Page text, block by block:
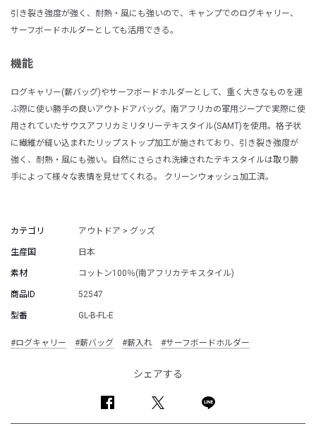
引き裂き強度が強く、耐熱・風にも強いので、キャンプでのログキャリー、
サーフボードホルダーとしても活用できる。
機能
ログキャリー(薪バッグ)やサーフボードホルダーとして、重く大きなものを運
ぶ際に使い勝手の良いアウトドアバッグ。南アフリカの軍用ジープで実際に使
用されていたサウスアフリカミリタリーテキスタイル(SAMT)を使用。格子状
に繊維が縫い込まれたリップストップ加工が施されており、引き裂き強度が
強く、耐熱・風にも強い。自然にさらされ洗練されたテキスタイルは取り勝
手によって様々な表情を見せてくれる。 クリーンウォッシュ加工済。
カテゴリ アウトドア > グッズ
生産国 日本
素材 コットン100％(南アフリカテキスタイル)
商品ID 52547
型番 GL-B-FL-E
#ログキャリー #薪バッグ #薪入れ #サーフボードホルダー
シェアする